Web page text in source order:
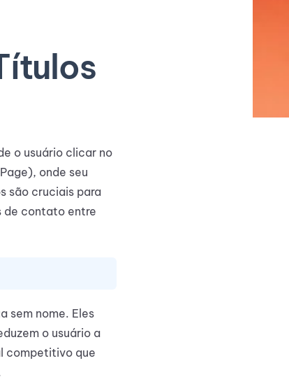
o usuário clicar no
onde seu
são cruciais para
de contato entre
sem nome. Eles
o usuário a
competitivo que